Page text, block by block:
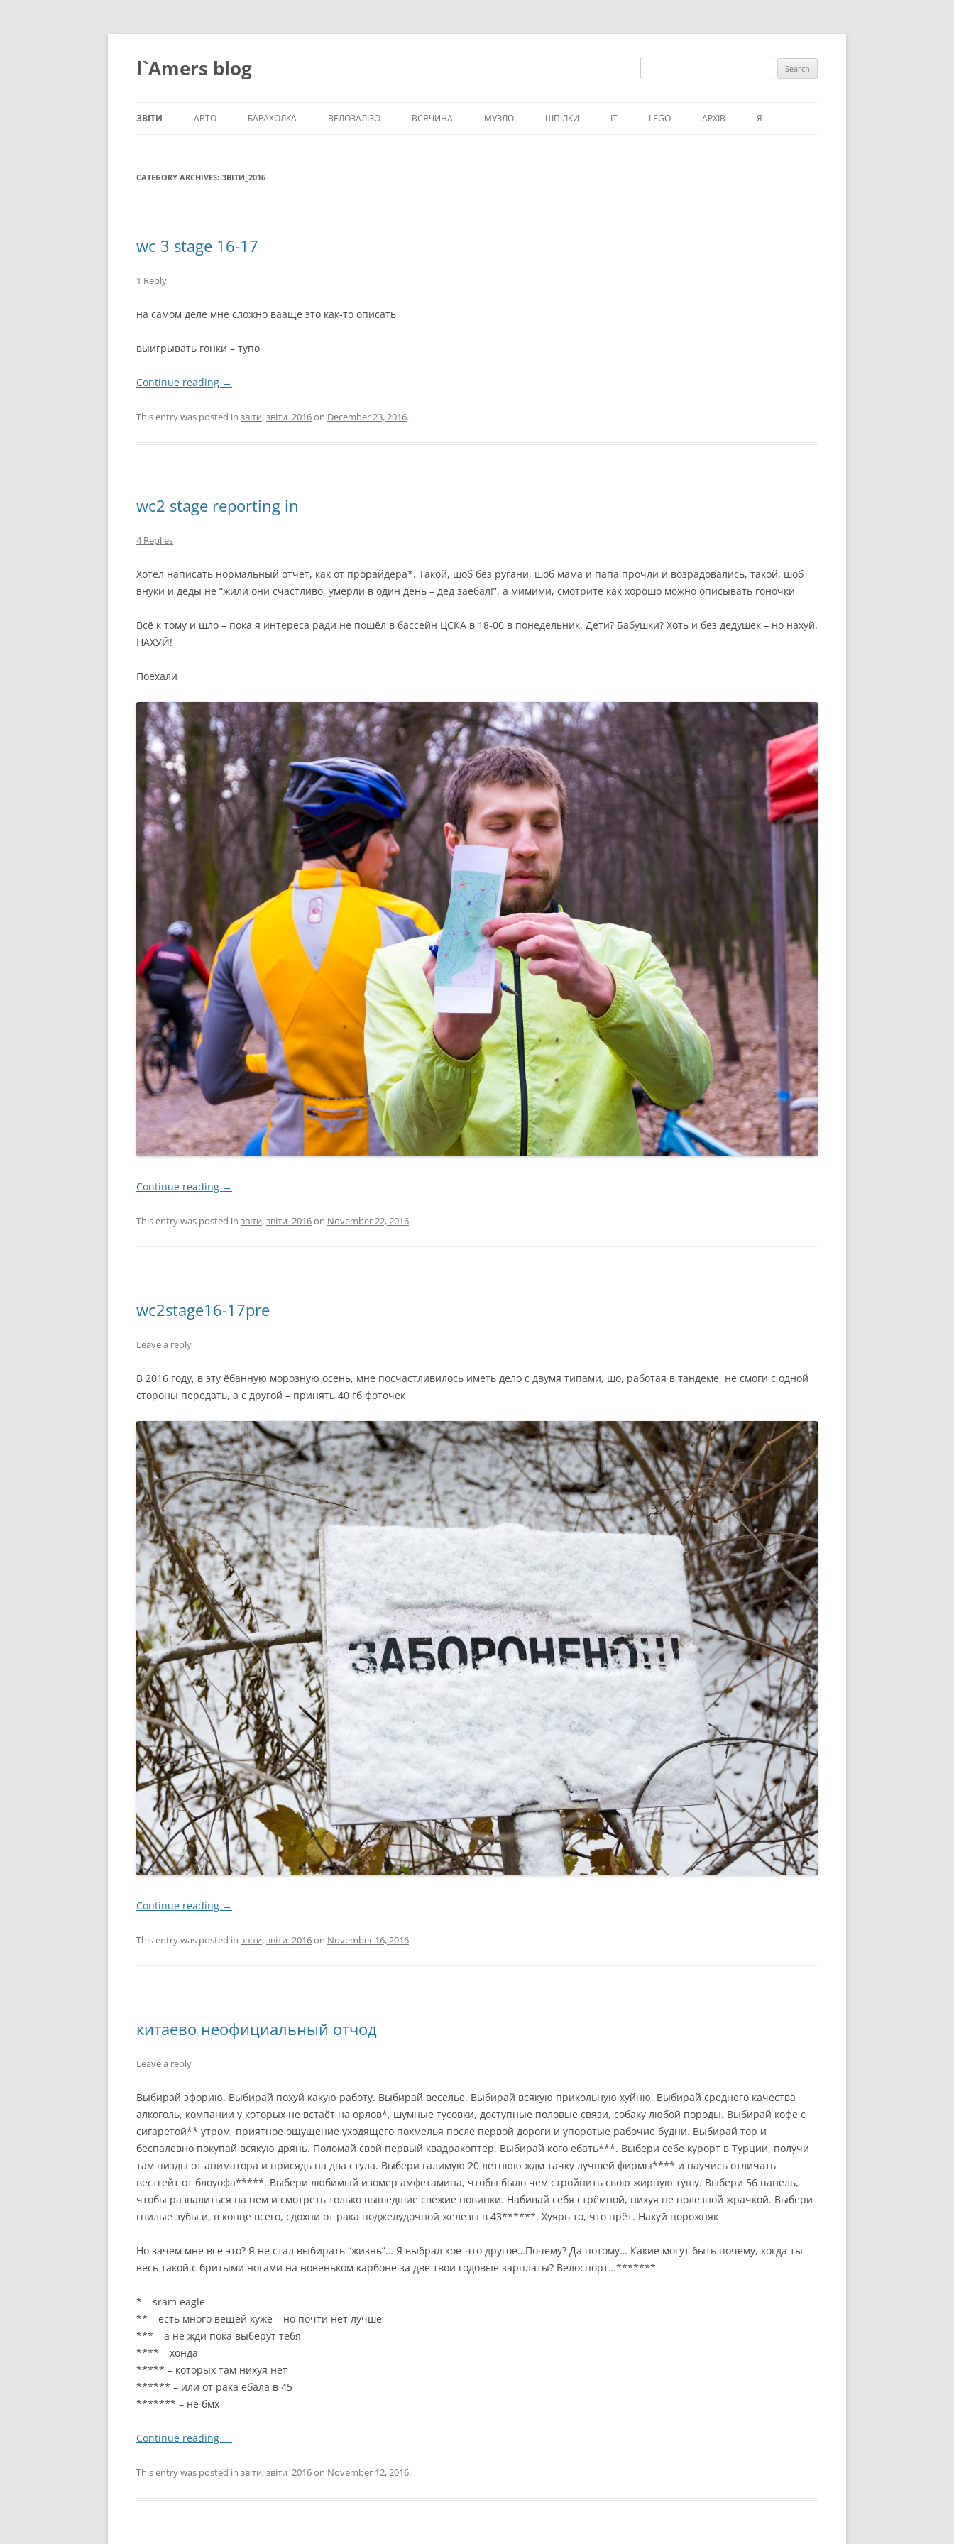
Skip
content
l`Amers blog Search
ЗВІТИ
ЗВІТИ_2020
АВТО БАРАХОЛКА ВЕЛОЗАЛІЗО ВСЯЧИНА МУЗЛО ШПІЛКИ IT LEGO АРХІВ Я
CATEGORY ARCHIVES: ЗВІТИ_2016
wc 3 stage 16-17
1 Reply
на самом деле мне сложно вааще это как-то описать
выигрывать гонки – тупо
Continue reading →
This entry was posted in звіти,звіти_2016on December 23, 2016.
wc2 stage reporting in
4 Replies
Хотел написать нормальный отчет, как от прорайдера*. Такой, шоб без ругани, шоб мама и папа прочли и возрадовались, такой, шоб
внуки и деды не “жили они счастливо, умерли в один день – дед заебал!”, а мимими, смотрите как хорошо можно описывать гоночки
Всё к тому и шло – пока я интереса ради не пошёл в бассейн ЦСКА в 18-00 в понедельник. Дети? Бабушки? Хоть и без дедушек – но нахуй.
НАХУЙ!
Поехали
Continue reading →
This entry was posted in звіти,звіти_2016on November 22, 2016.
wc2stage16-17pre
Leave a reply
В 2016 году, в эту ёбанную морозную осень, мне посчастливилось иметь дело с двумя типами, шо, работая в тандеме, не смоги с одной
стороны передать, а с другой – принять 40 гб фоточек
Continue reading →
This entry was posted in звіти,звіти_2016on November 16, 2016.
китаево неофициальный отчод
Leave a reply
Выбирай эфорию. Выбирай похуй какую работу. Выбирай веселье. Выбирай всякую прикольную хуйню. Выбирай среднего качества
алкоголь, компании у которых не встаёт на орлов*, шумные тусовки, доступные половые связи, собаку любой породы. Выбирай кофе с
сигаретой** утром, приятное ощущение уходящего похмелья после первой дороги и упоротые рабочие будни. Выбирай тор и
беспалевно покупай всякую дрянь. Поломай свой первый квадракоптер. Выбирай кого ебать***. Выбери себе курорт в Турции, получи
там пизды от аниматора и присядь на два стула. Выбери галимую 20 летнюю ждм тачку лучшей фирмы**** и научись отличать
вестгейт от блоуофа*****. Выбери любимый изомер амфетамина, чтобы было чем стройнить свою жирную тушу. Выбери 56 панель,
чтобы развалиться на нем и смотреть только вышедшие свежие новинки. Набивай себя стрёмной, нихуя не полезной жрачкой. Выбери
гнилые зубы и, в конце всего, сдохни от рака поджелудочной железы в 43******. Хуярь то, что прёт. Нахуй порожняк
Но зачем мне все это? Я не стал выбирать “жизнь”… Я выбрал кое-что другое…Почему? Да потому… Какие могут быть почему, когда ты
весь такой с бритыми ногами на новеньком карбоне за две твои годовые зарплаты? Велоспорт…*******
* – sram eagle
** – есть много вещей хуже – но почти нет лучше
*** – а не жди пока выберут тебя
**** – хонда
***** – которых там нихуя нет
****** – или от рака ебала в 45
******* – не бмх
Continue reading →
This entry was posted in звіти,звіти_2016on November 12, 2016.